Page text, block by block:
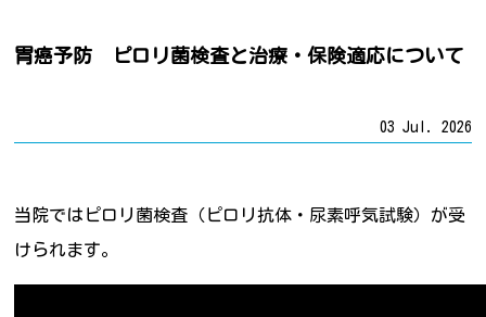
胃癌予防 ピロリ菌検査と治療・保険適応について
03 Jul. 2026
当院ではピロリ菌検査（ピロリ抗体・尿素呼気試験）が受
けられます。